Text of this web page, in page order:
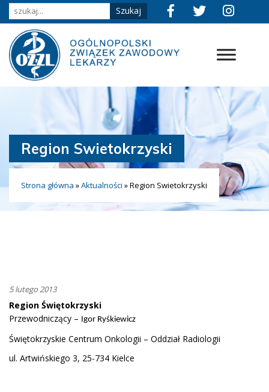
Region Swietokrzyski
Strona główna »Aktualności »Region Swietokrzyski
5 lutego 2013
Region Świętokrzyski
Przewodniczący – Igor Ryśkiewicz
Świętokrzyskie Centrum Onkologii – Oddział Radiologii
ul. Artwińskiego 3, 25-734 Kielce